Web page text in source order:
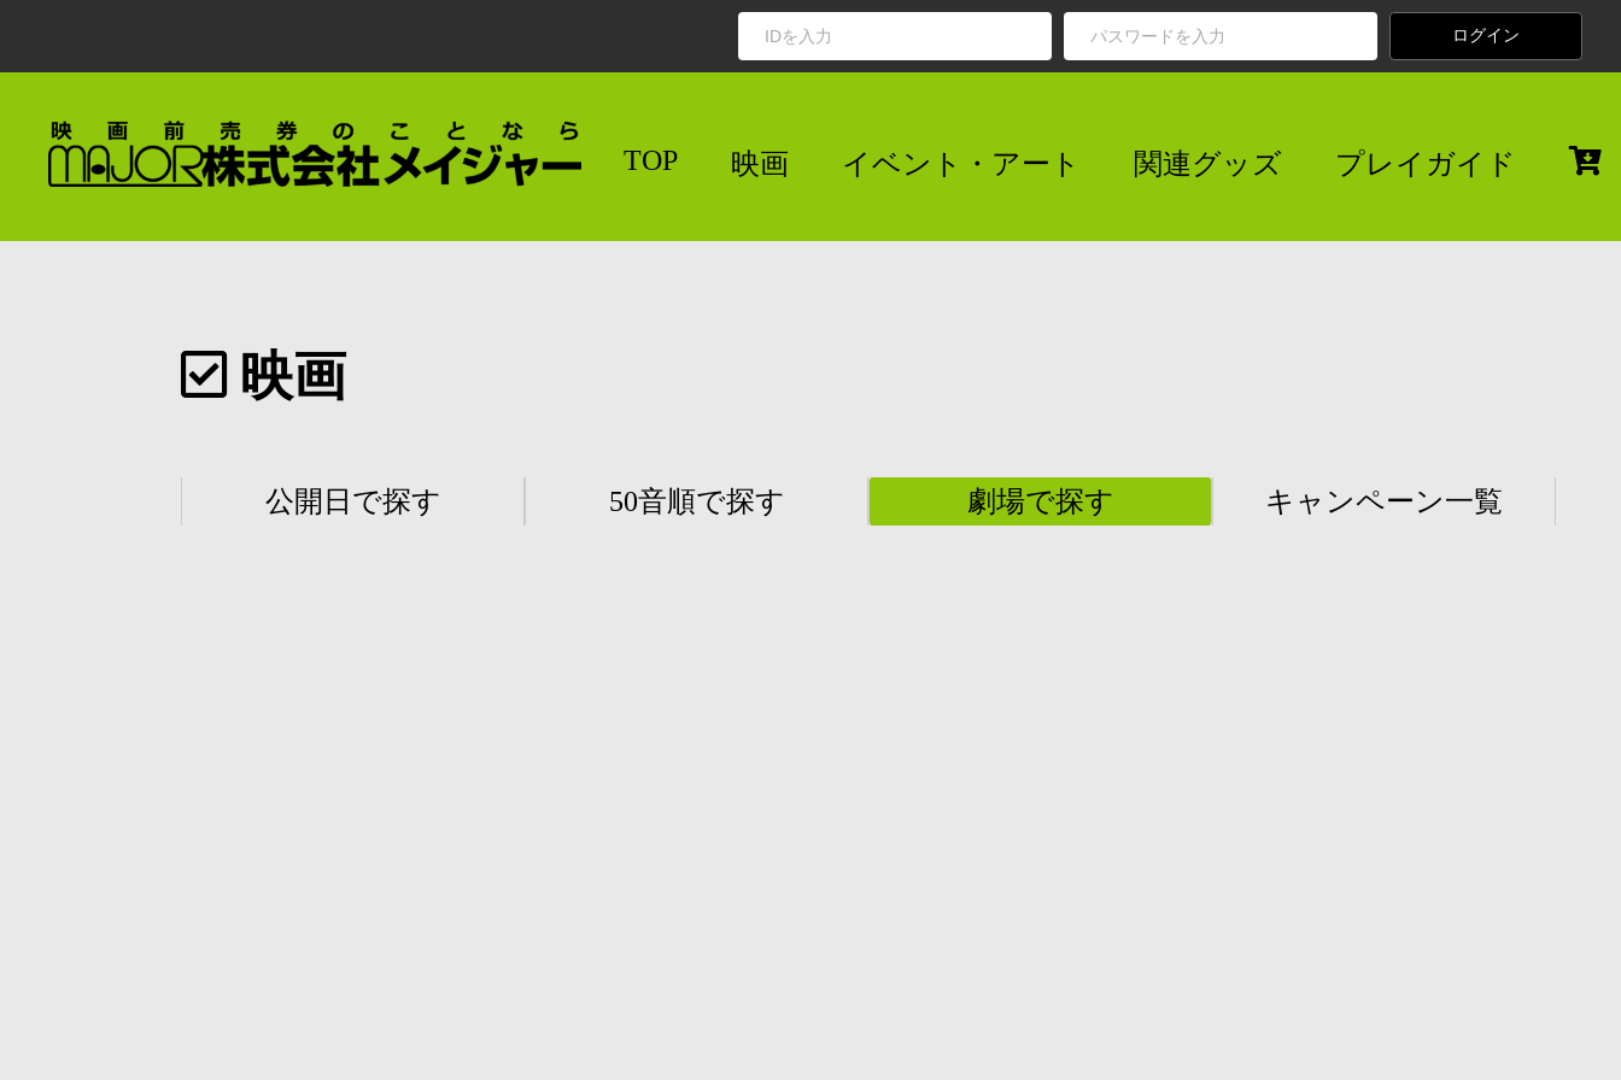
TOP 映画 イベント・アート 関連グッズ プレイガイド
映画
公開日で探す 50音順で探す 劇場で探す キャンペーン一覧